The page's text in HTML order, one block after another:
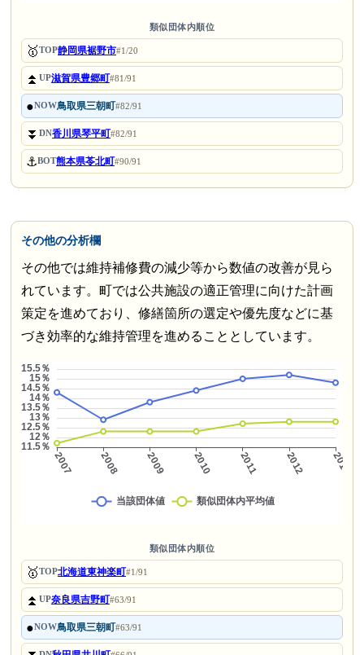
類似団体内順位
🥇TOP静岡県裾野市#1/20
⏫UP滋賀県豊郷町#81/91
●NOW鳥取県三朝町#82/91
⏬DN香川県琴平町#82/91
⚓BOT熊本県苓北町#90/91
その他の分析欄
その他では維持補修費の減少等から数値の改善が見ら
れています。町では公共施設の適正管理に向けた計画
策定を進めており、修繕箇所の選定や優先度などに基
づき効率的な維持管理を進めることとしています。
類似団体内順位
🥇TOP北海道東神楽町#1/91
⏫UP奈良県吉野町#63/91
●NOW鳥取県三朝町#63/91